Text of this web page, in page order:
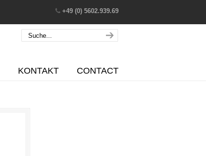
+49 (0) 5602.939.69
KONTAKT CONTACT